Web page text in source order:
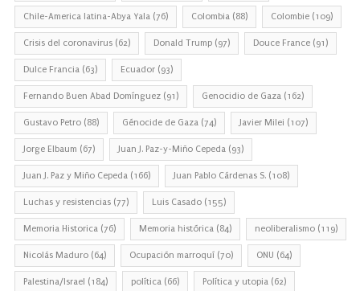
Chile-America latina-Abya Yala (76) Colombia (88) Colombie (109)
Crisis del coronavirus (62) Donald Trump (97) Douce France (91)
Dulce Francia (63) Ecuador (93)
Fernando Buen Abad Domínguez (91) Genocidio de Gaza (162)
Gustavo Petro (88) Génocide de Gaza (74) Javier Milei (107)
Jorge Elbaum (67) Juan J. Paz-y-Miño Cepeda (93)
Juan J. Paz y Miño Cepeda (166) Juan Pablo Cárdenas S. (108)
Luchas y resistencias (77) Luis Casado (155)
Memoria Historica (76) Memoria histórica (84) neoliberalismo (119)
Nicolás Maduro (64) Ocupación marroquí (70) ONU (64)
Palestina/Israel (184) política (66) Política y utopia (62)